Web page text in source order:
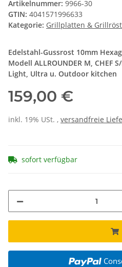
Artikelnummer: 9966-30
GTIN: 4041571996633
Kategorie: Grillplatten &
Edelstahl-Gussrost 10mm
Modell ALLROUNDER M, CHEF
Light, Ultra u. Outdoor kitchen
159,00 €
inkl. 19% USt. , versandfreie
sofort verfügbar